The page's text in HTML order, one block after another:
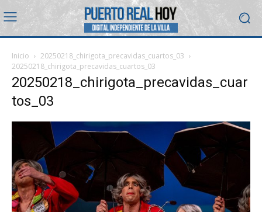
Inicio
20250218_chirigota_precavidas_cuartos_03
20250218_chirigota_precavidas_cuartos_03
20250218_chirigota_precavidas_cuar
tos_03